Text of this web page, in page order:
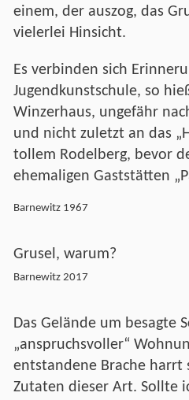
einem, der auszog, das
vielerlei Hinsicht.
Es verbinden sich
Jugendkunstschule, so
Winzerhaus, ungefähr
und nicht zuletzt an das
tollem Rodelberg, bevor
ehemaligen Gaststätten
Barnewitz 1967
Grusel, warum?
Barnewitz 2017
Das Gelände um besagte
„anspruchsvoller“
entstandene Brache harrt
Zutaten dieser Art. Sollte